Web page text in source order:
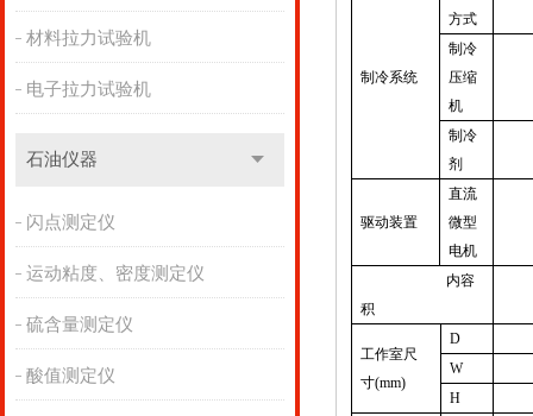
材料拉力试验机
电子拉力试验机
石油仪器
闪点测定仪
运动粘度、密度测定仪
硫含量测定仪
酸值测定仪
制冷系统
方式
制冷
压缩
机
制冷
剂
驱动装置
直流
微型
电机
内容
积
工作室尺
寸(mm)
D
W
H